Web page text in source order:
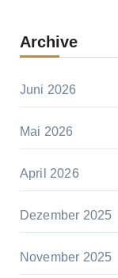
Archive
Juni 2026
Mai 2026
April 2026
Dezember 2025
November 2025